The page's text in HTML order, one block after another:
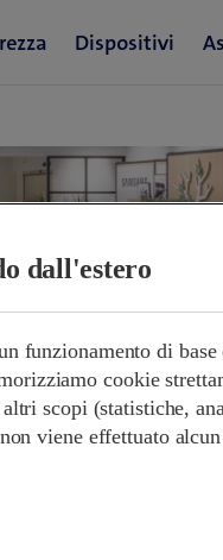
orari di
dall'estero
funzionamento di
cookie
scopi (statistiche,
viene effettuato